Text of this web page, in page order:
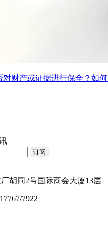
对财产或证据进行保全？如
胡同2号国际商会大厦13层
7922